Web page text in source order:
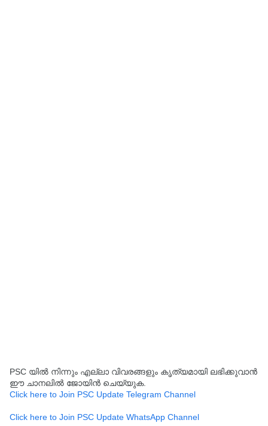
PSC യിൽ നിന്നും എല്ലാ വിവരങ്ങളും കൃത്യമായി ലഭിക്കുവാൻ
ഈ ചാനലിൽ ജോയിൻ ചെയ്യുക.
Click here to Join PSC Update Telegram Channel
Click here to Join PSC Update WhatsApp Channel